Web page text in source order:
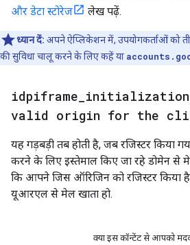
और डेटा स्टोरेज
लेख पढ़ें.
ध्यान दें: अपने ऐप्लिकेशन में, उपयोगकर्ताओं को
की सुविधा चालू करने के लिए कहें या
idpiframe initialization
valid origin for the
यह गड़बड़ी तब होती है, जब रजिस्टर किया
करने के लिए इस्तेमाल किए जा रहे डोमेन से
कि आपने जिस ऑरिजिन को रजिस्टर किया
यूआरएल से मेल खाता हो.
क्या इस कॉन्टेंट से आपको